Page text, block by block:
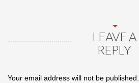
LEAVE A
REPLY
Your email address will not be published.